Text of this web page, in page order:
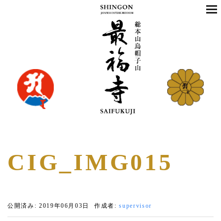
CIG_IMG015
公開済み: 2019年06月03日 作成者:supervisor